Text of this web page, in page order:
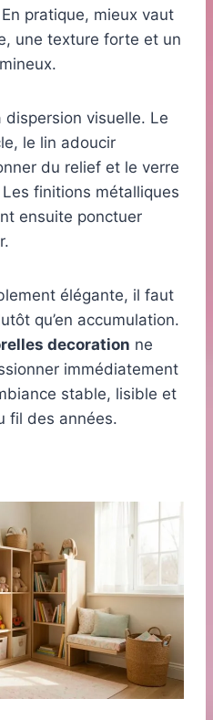
pratique, mieux vaut
une texture forte et un
visuelle. Le
le lin adoucir
du relief et le verre
finitions métalliques
ensuite ponctuer
élégante, il faut
qu’en accumulation.
decoration ne
immédiatement
stable, lisible et
fil des années.